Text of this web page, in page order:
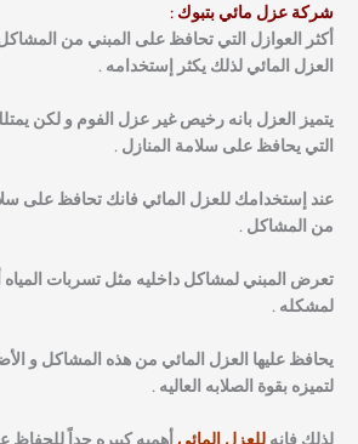
شركة عزل مائي بتبوك :
أكثر العوازل التي تحافظ على المبني من
العزل المائي لذلك يكثر إستخدامه .
يتميز العزل بانه رخيص غير عزل الفوم و لكن
التي يحافظ على سلامة المنازل .
عند إستخدامك للعزل المائي فانك تحافظ على
من المشاكل .
تعرض المبني لمشاكل داخليه مثل تسربات
لمشكله .
يحافظ عليها العزل المائي من هذه المشاكل و
لتميزه بقوة الصلابه العاليه .